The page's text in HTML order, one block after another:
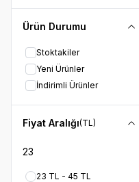
Ürün Durumu
Stoktakiler
Yeni Ürünler
İndirimli Ürünler
Fiyat Aralığı(TL)
23 TL - 45 TL